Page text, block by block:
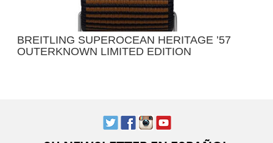
BREITLING SUPEROCEAN HERITAGE ’57
OUTERKNOWN LIMITED EDITION